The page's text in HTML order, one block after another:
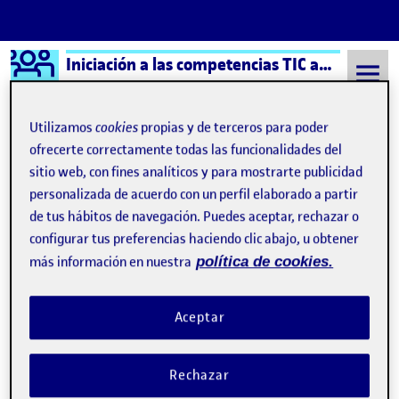
Saltar al contenido
Logo Ágora Iniciación a las competencias TIC aula 7
Semestre 20221 - Aula 7 17 Enero, 2023
17 Enero, 2023
Cierre portfolio personal
Publicado por
Carles Navarro Gabaldón
Fecha de publicación17 enero, 2023 6:39 pm
-comentario
Estimados compañeros: Después de varios meses de esfuerzo y
trabajo, llegamos al final de la asignatura. Cuando empezamos
esta asgintarua, era de las que mas respeto me generaba por el
trabajo en equipo, ya que no depende todo de uno mismo y no
Utilizamoscookies propias y de terceros para poder
ofrecerte correctamente todas las funcionalidades del
sitio web, con fines analíticos y para mostrarte publicidad
personalizada de acuerdo con un perfil elaborado a partir
de tus hábitos de navegación. Puedes aceptar, rechazar o
configurar tus preferencias haciendo clic abajo, u obtener
más información en nuestra política de cookies.
Rechazar
Aceptar